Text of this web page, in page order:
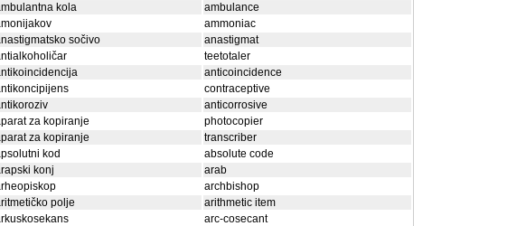
kola
ambulance
ammoniac
sočivo
anastigmat
teetotaler
anticoincidence
contraceptive
anticorrosive
za kopiranje
photocopier
za kopiranje
transcriber
kod
absolute code
konj
arab
archbishop
polje
arithmetic item
arc-cosecant